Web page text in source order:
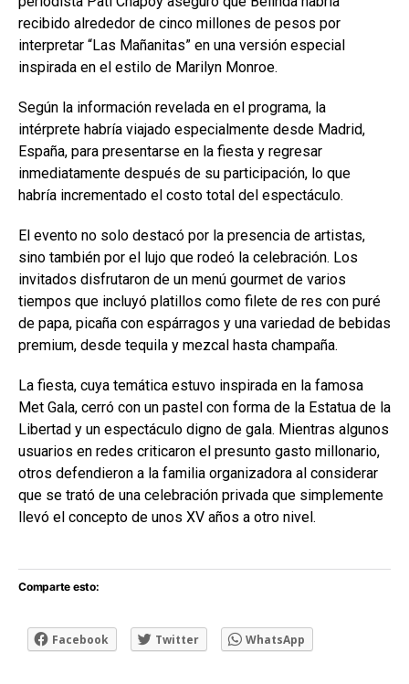
recibido alrededor de cinco millones de pesos por
interpretar “Las Mañanitas” en una versión especial
inspirada en el estilo de Marilyn Monroe.
Según la información revelada en el programa, la
intérprete habría viajado especialmente desde Madrid,
España, para presentarse en la fiesta y regresar
inmediatamente después de su participación, lo que
habría incrementado el costo total del espectáculo.
El evento no solo destacó por la presencia de artistas,
sino también por el lujo que rodeó la celebración. Los
invitados disfrutaron de un menú gourmet de varios
tiempos que incluyó platillos como filete de res con puré
de papa, picaña con espárragos y una variedad de bebidas
premium, desde tequila y mezcal hasta champaña.
La fiesta, cuya temática estuvo inspirada en la famosa
Met Gala, cerró con un pastel con forma de la Estatua de la
Libertad y un espectáculo digno de gala. Mientras algunos
usuarios en redes criticaron el presunto gasto millonario,
otros defendieron a la familia organizadora al considerar
que se trató de una celebración privada que simplemente
llevó el concepto de unos XV años a otro nivel.
Comparte esto:
Facebook Twitter WhatsApp